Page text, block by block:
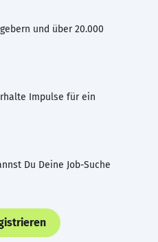
und über 20.000
Impulse für ein
Du Deine Job-Suche